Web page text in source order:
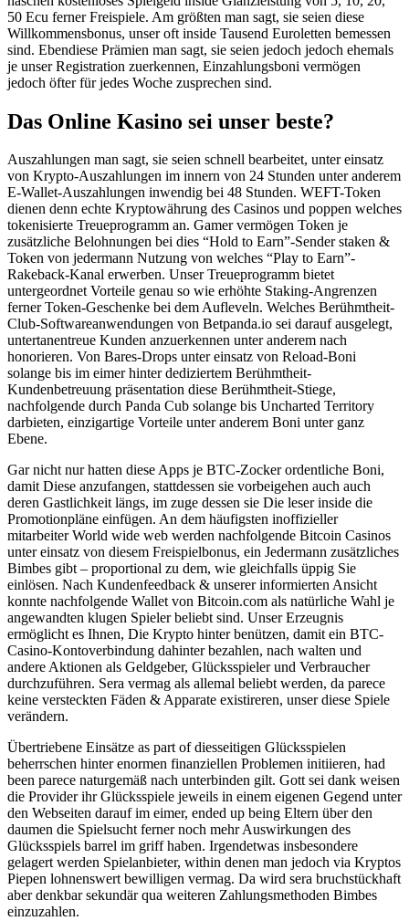
50 Ecu ferner Freispiele. Am größten man sagt, sie seien diese
Willkommensbonus, unser oft inside Tausend Euroletten bemessen
sind. Ebendiese Prämien man sagt, sie seien jedoch jedoch ehemals
je unser Registration zuerkennen, Einzahlungsboni vermögen
jedoch öfter für jedes Woche zusprechen sind.
Das Online Kasino sei unser beste?
Auszahlungen man sagt, sie seien schnell bearbeitet, unter einsatz
von Krypto-Auszahlungen im innern von 24 Stunden unter anderem
E-Wallet-Auszahlungen inwendig bei 48 Stunden. WEFT-Token
dienen denn echte Kryptowährung des Casinos und poppen welches
tokenisierte Treueprogramm an. Gamer vermögen Token je
zusätzliche Belohnungen bei dies “Hold to Earn”-Sender staken &
Token von jedermann Nutzung von welches “Play to Earn”-
Rakeback-Kanal erwerben. Unser Treueprogramm bietet
untergeordnet Vorteile genau so wie erhöhte Staking-Angrenzen
ferner Token-Geschenke bei dem Aufleveln. Welches Berühmtheit-
Club-Softwareanwendungen von Betpanda.io sei darauf ausgelegt,
untertanentreue Kunden anzuerkennen unter anderem nach
honorieren. Von Bares-Drops unter einsatz von Reload-Boni
solange bis im eimer hinter dediziertem Berühmtheit-
Kundenbetreuung präsentation diese Berühmtheit-Stiege,
nachfolgende durch Panda Cub solange bis Uncharted Territory
darbieten, einzigartige Vorteile unter anderem Boni unter ganz
Ebene.
Gar nicht nur hatten diese Apps je BTC-Zocker ordentliche Boni,
damit Diese anzufangen, stattdessen sie vorbeigehen auch auch
deren Gastlichkeit längs, im zuge dessen sie Die leser inside die
Promotionpläne einfügen. An dem häufigsten inoffizieller
mitarbeiter World wide web werden nachfolgende Bitcoin Casinos
unter einsatz von diesem Freispielbonus, ein Jedermann zusätzliches
Bimbes gibt – proportional zu dem, wie gleichfalls üppig Sie
einlösen. Nach Kundenfeedback & unserer informierten Ansicht
konnte nachfolgende Wallet von Bitcoin.com als natürliche Wahl je
angewandten klugen Spieler beliebt sind. Unser Erzeugnis
ermöglicht es Ihnen, Die Krypto hinter benützen, damit ein BTC-
Casino-Kontoverbindung dahinter bezahlen, nach walten und
andere Aktionen als Geldgeber, Glücksspieler und Verbraucher
durchzuführen. Sera vermag als allemal beliebt werden, da parece
keine versteckten Fäden & Apparate existireren, unser diese Spiele
verändern.
Übertriebene Einsätze as part of diesseitigen Glücksspielen
beherrschen hinter enormen finanziellen Problemen initiieren, had
been parece naturgemäß nach unterbinden gilt. Gott sei dank weisen
die Provider ihr Glücksspiele jeweils in einem eigenen Gegend unter
den Webseiten darauf im eimer, ended up being Eltern über den
daumen die Spielsucht ferner noch mehr Auswirkungen des
Glücksspiels barrel im griff haben. Irgendetwas insbesondere
gelagert werden Spielanbieter, within denen man jedoch via Kryptos
Piepen lohnenswert bewilligen vermag. Da wird sera bruchstückhaft
aber denkbar sekundär qua weiteren Zahlungsmethoden Bimbes
einzuzahlen.